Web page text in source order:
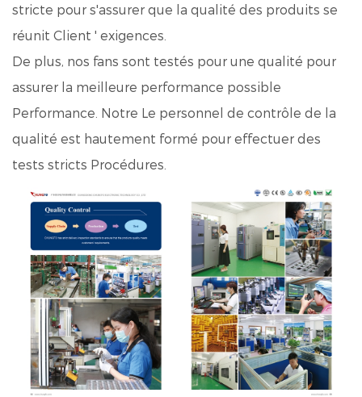
stricte pour s'assurer que la qualité des produits se
réunit Client ' exigences.
De plus, nos fans sont testés pour une qualité pour
assurer la meilleure performance possible
Performance. Notre Le personnel de contrôle de la
qualité est hautement formé pour effectuer des
tests stricts Procédures.